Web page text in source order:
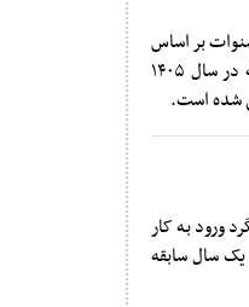
بر اساس
سالگرد ورود به کار محاسبه می‌شد، در بخشنامه سال ۱۴۰۵ جمله‌ای اضافه شده که می‌گوید: «به کارگرانی که در سال ۱۴۰۵
ورود به کار
اضافه شده که می‌گوید: «به کارگرانی که در سال ۱۴۰۵ دارای یک سال سابقه